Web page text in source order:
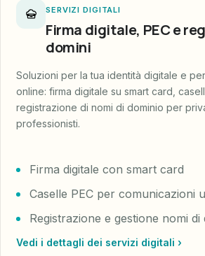
SERVIZI DIGITALI
Firma digitale, PEC e
domini
Soluzioni per la tua identità digitale e
online: firma digitale su smart card,
registrazione di nomi di dominio per
professionisti.
Firma digitale con smart card
Caselle PEC per comunicazioni
Registrazione e gestione nomi di
Vedi i dettagli dei servizi digitali ›